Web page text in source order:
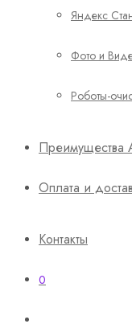
Яндекс
Фото и
Роботы-
Преимущества
Оплата и
Контакты
0